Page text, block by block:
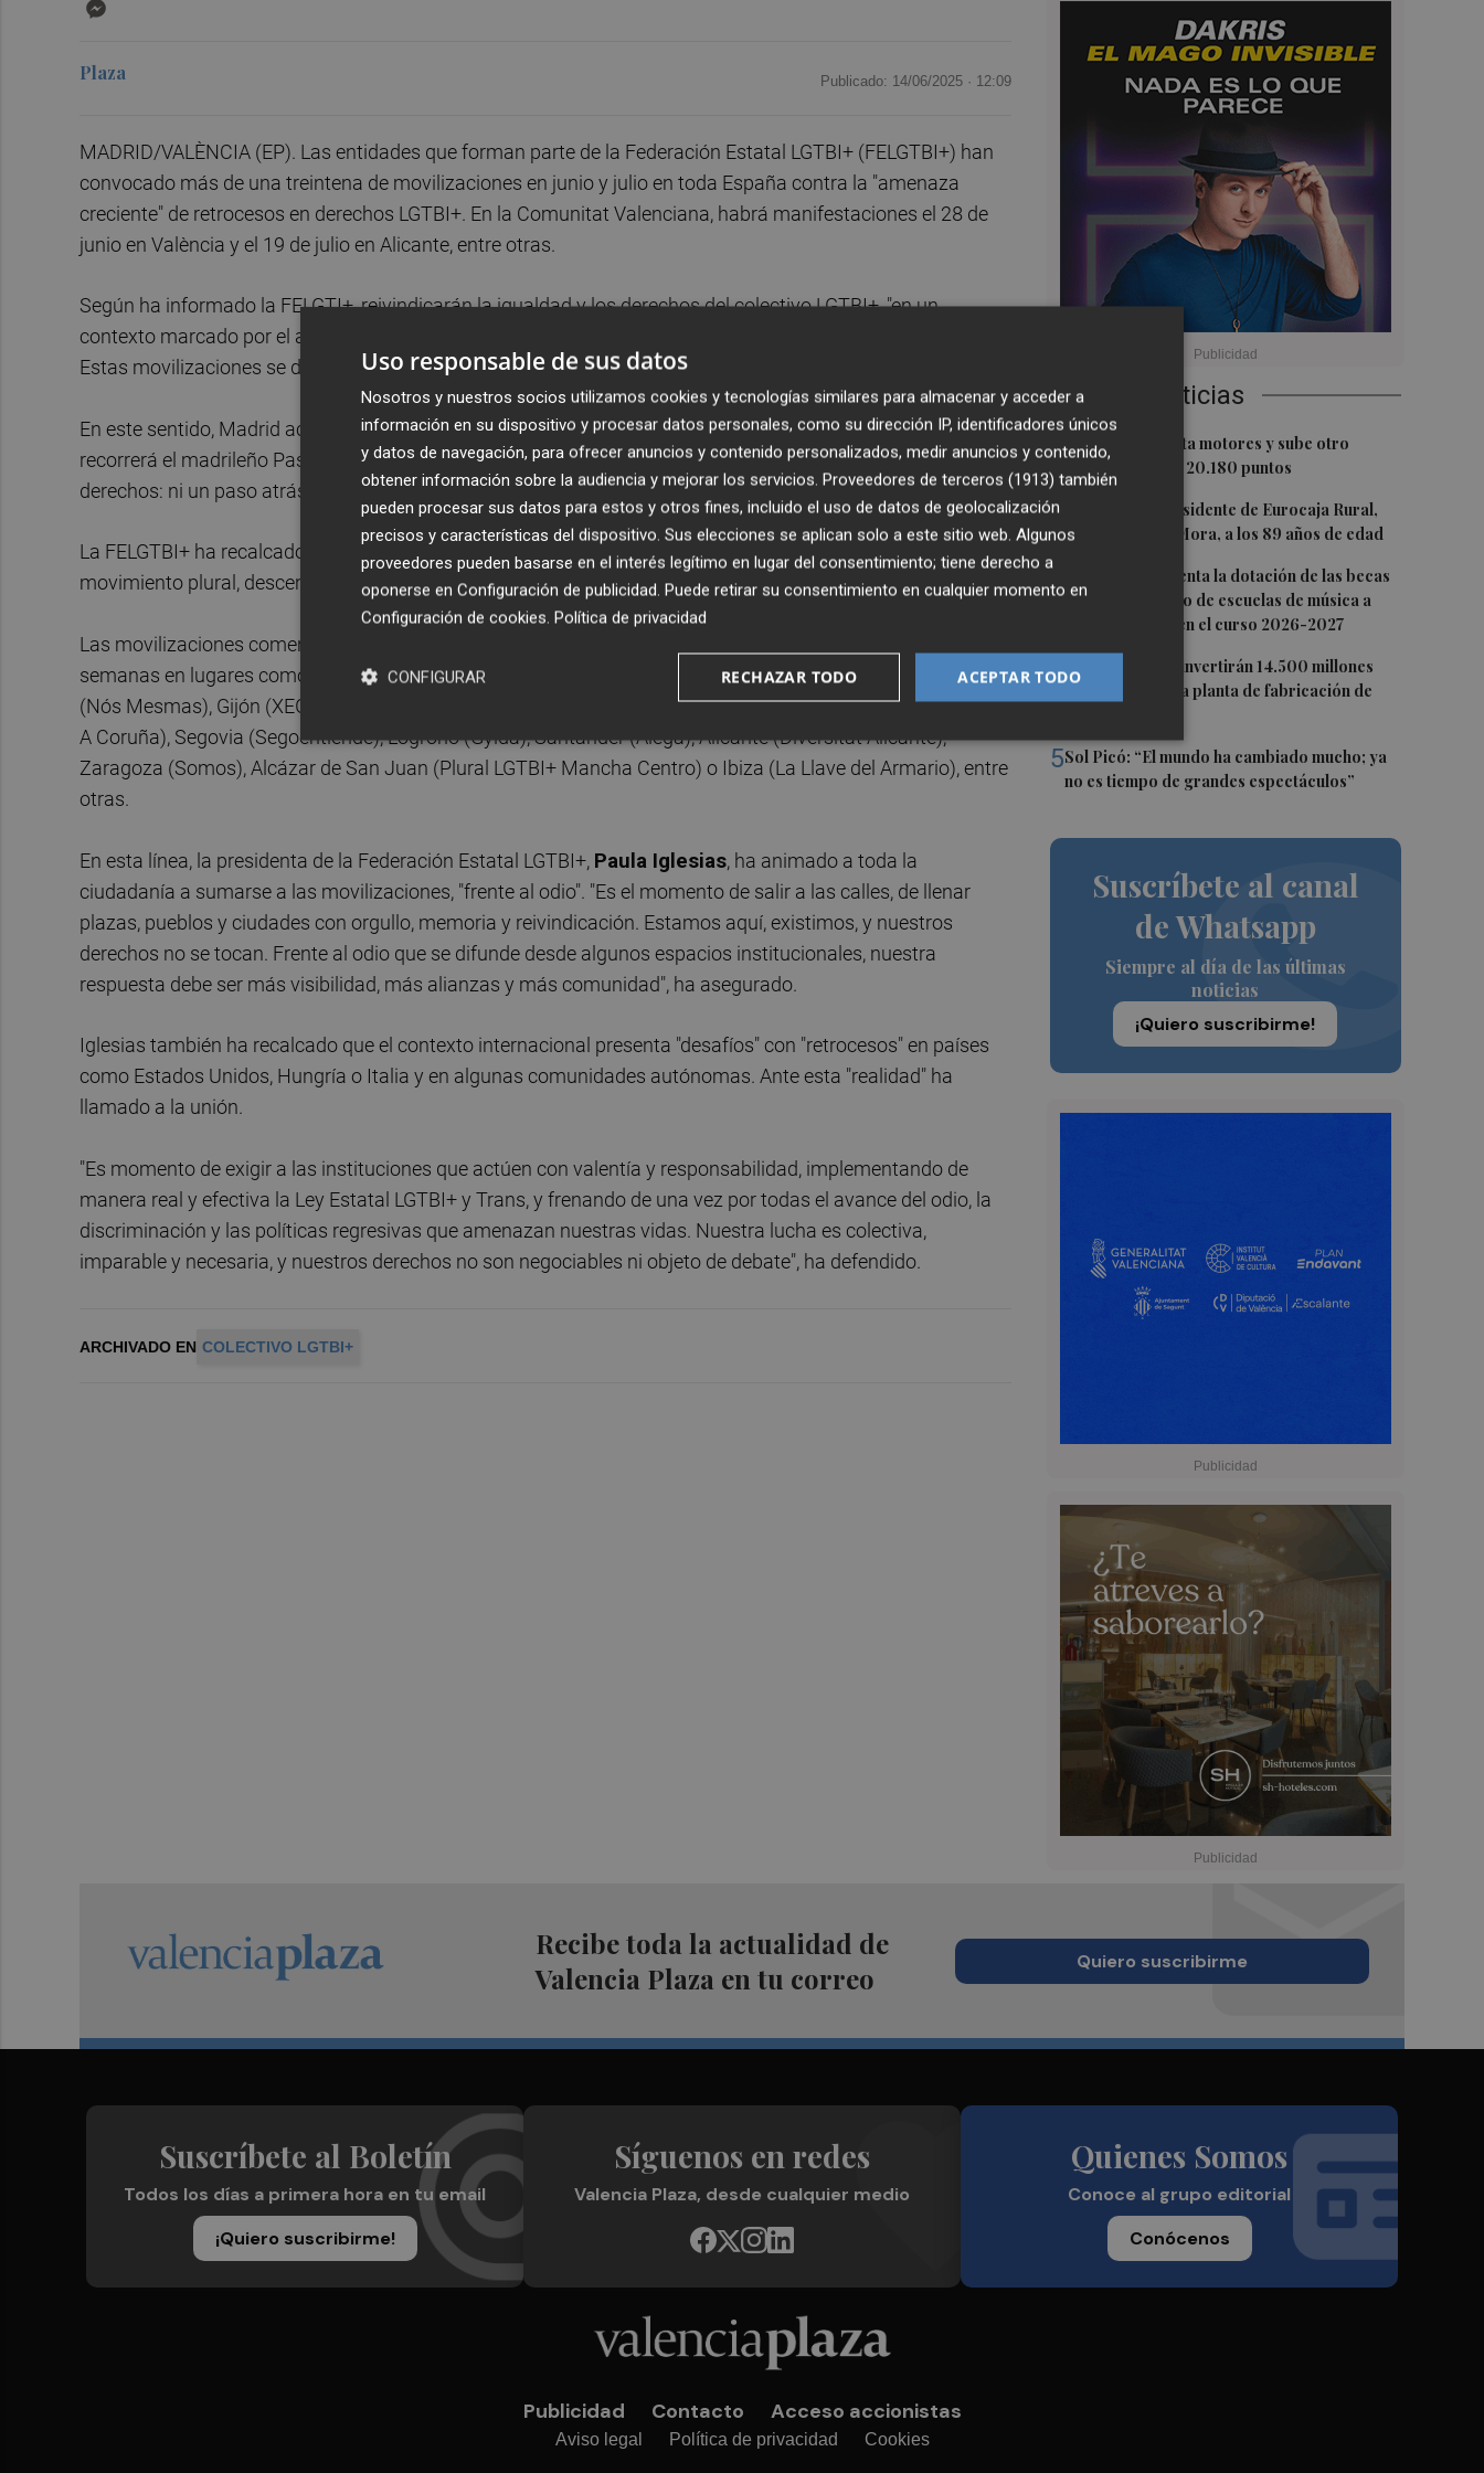
Últimas Noticias
1El Ibex 35 aprieta motores y sube otro
0,62%, hasta los 20.180 puntos
2
Fallece el expresidente de Eurocaja Rural,
Andrés Gómez Mora, a los 89 años de edad
3
CaixaBank aumenta la dotación de las becas
para el alumnado de escuelas de música a
275.000 euros en el curso 2026-2027
4 Tesla y SpaceX invertirán 14.500 millones
para construir la planta de fabricación de
5Sol Picó: “El mundo ha cambiado mucho; ya
no es tiempo de grandes espectáculos”
Suscríbete al canal
de Whatsapp
Siempre al día de las últimas
noticias
¡Quiero suscribirme!
Plaza Publicado: 14/06/2025 · 12:09
MADRID/VALÈNCIA (EP). Las entidades que forman parte de la Federación Estatal LGTBI+ (FELGTBI+) han
convocado más de una treintena de movilizaciones en junio y julio en toda España contra la "amenaza
creciente" de retrocesos en derechos LGTBI+. En la Comunitat Valenciana, habrá manifestaciones el 28 de
junio en València y el 19 de julio en Alicante, entre otras.
Según ha informado la FELGTI+, reivindicarán la igualdad y los derechos del colectivo LGTBI+, "en un
contexto marcado por el auge de los discursos de odio y la amenaza creciente de retrocesos en derechos".
Estas movilizaciones se desarrollarán desde este sábado 14 de junio hasta el próximo 19 de julio.
En este sentido, Madrid acogerá el sábado 5 de julio a las 19.00 horas la manifestación estatal, que
recorrerá el madrileño Paseo del Prado hasta la plaza de Colón, bajo el lema '20 años avanzando en
derechos: ni un paso atrás'.
La FELGTBI+ ha recalcado que, como en ediciones anteriores, esta convocatoria será "el reflejo de un
movimiento plural, descentralizado y contundente".
Las movilizaciones comenzaron el pasado 8 de junio en Sitges (Colors Sitges) y continuarán durante
semanas en lugares como Jerez (JereLesGay), Cartagena (Colectivo GALACTYCO), Melilla (AMLEGA), Vigo
(Nós Mesmas), Gijón (XEGA), Santa Cruz de Tenerife (Diversas), València (Lambda Valencia), A Coruña (Alas
A Coruña), Segovia (Segoentiende), Logroño (Gylda), Santander (Alega), Alicante (Diversitat Alicante),
Zaragoza (Somos), Alcázar de San Juan (Plural LGTBI+ Mancha Centro) o Ibiza (La Llave del Armario), entre
otras.
En esta línea, la presidenta de la Federación Estatal LGTBI+, Paula Iglesias, ha animado a toda la
ciudadanía a sumarse a las movilizaciones, "frente al odio". "Es el momento de salir a las calles, de llenar
plazas, pueblos y ciudades con orgullo, memoria y reivindicación. Estamos aquí, existimos, y nuestros
derechos no se tocan. Frente al odio que se difunde desde algunos espacios institucionales, nuestra
respuesta debe ser más visibilidad, más alianzas y más comunidad", ha asegurado.
Iglesias también ha recalcado que el contexto internacional presenta "desafíos" con "retrocesos" en países
como Estados Unidos, Hungría o Italia y en algunas comunidades autónomas. Ante esta "realidad" ha
llamado a la unión.
"Es momento de exigir a las instituciones que actúen con valentía y responsabilidad, implementando de
manera real y efectiva la Ley Estatal LGTBI+ y Trans, y frenando de una vez por todas el avance del odio, la
discriminación y las políticas regresivas que amenazan nuestras vidas. Nuestra lucha es colectiva,
imparable y necesaria, y nuestros derechos no son negociables ni objeto de debate", ha defendido.
ARCHIVADO EN COLECTIVO LGTBI+
Recibe toda la actualidad de
Valencia Plaza en tu correo
Quiero suscribirme
Suscríbete al Boletín
Todos los días a primera hora en tu email
¡Quiero suscribirme!
Síguenos en redes
Valencia Plaza, desde cualquier medio
Quienes Somos
Conoce al grupo editorial
Conócenos
Publicidad Contacto Acceso accionistas
Aviso legal Política de privacidad Cookies
Uso responsable de sus datos
Nosotros y nuestros socios utilizamos cookies y tecnologías similares para almacenar y acceder a
información en su dispositivo y procesar datos personales, como su dirección IP, identificadores únicos
y datos de navegación, para ofrecer anuncios y contenido personalizados, medir anuncios y contenido,
obtener información sobre la audiencia y mejorar los servicios. Proveedores de terceros (1913) también
pueden procesar sus datos para estos y otros fines, incluido el uso de datos de geolocalización
precisos y características del dispositivo. Sus elecciones se aplican solo a este sitio web. Algunos
proveedores pueden basarse en el interés legítimo en lugar del consentimiento; tiene derecho a
oponerse en Configuración de publicidad. Puede retirar su consentimiento en cualquier momento en
Configuración de cookies. Política de privacidad
ACEPTAR TODO
RECHAZAR TODO
CONFIGURAR